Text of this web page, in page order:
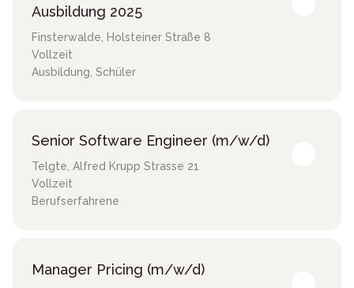
Ausbildung 2025
Finsterwalde, Holsteiner Straße 8
Vollzeit
Ausbildung, Schüler
Senior Software Engineer (m/w/d)
Telgte, Alfred Krupp Strasse 21
Vollzeit
Berufserfahrene
Manager Pricing (m/w/d)